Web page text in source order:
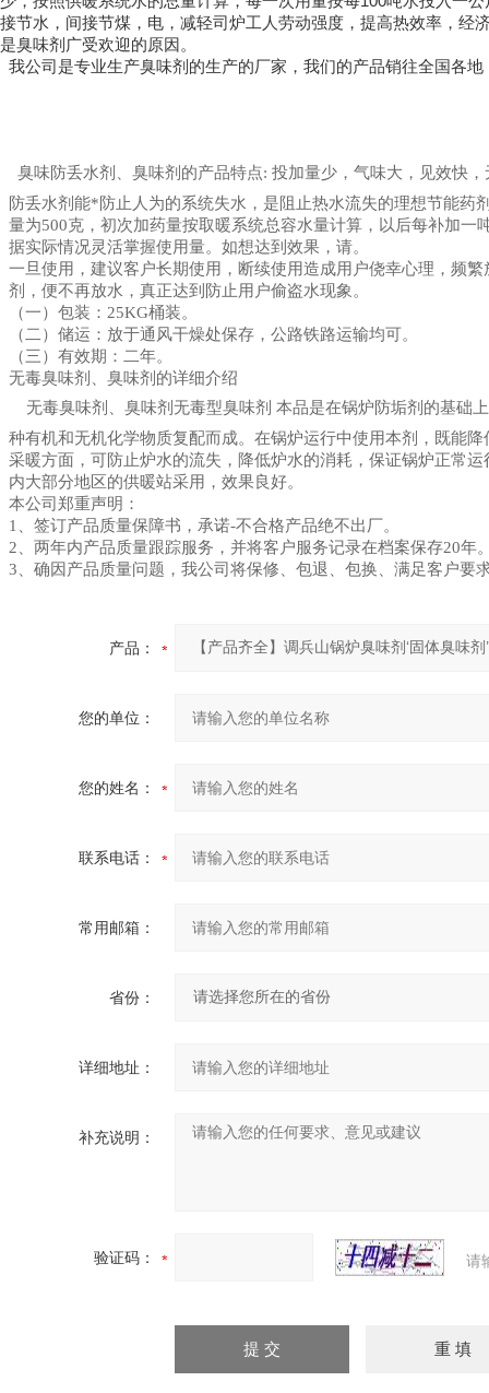
接节水，间接节煤，电，减轻司炉工人劳动强度，提高热效率，
是臭味剂广受欢迎的原因。
我公司是专业生产臭味剂的生产的厂家，我们的产品销往全国各
臭味防丢水剂、臭味剂的产品特点: 投加量少，气味大，见效快
防丢水剂能*防止人为的系统失水，是阻止热水流失的理想节能
量为500克，初次加药量按取暖系统总容水量计算，以后每补加
据实际情况灵活掌握使用量。如想达到效果，请。
一旦使用，建议客户长期使用，断续使用造成用户侥幸心理，频
剂，便不再放水，真正达到防止用户偷盗水现象。
（一）包装：25KG桶装。
（二）储运：放于通风干燥处保存，公路铁路运输均可。
（三）有效期：二年。
无毒臭味剂、臭味剂的详细介绍
无毒臭味剂、臭味剂无毒型臭味剂 本品是在锅炉防垢剂的基础
种有机和无机化学物质复配而成。在锅炉运行中使用本剂，既能
采暖方面，可防止炉水的流失，降低炉水的消耗，保证锅炉正常
内大部分地区的供暖站采用，效果良好。
本公司郑重声明：
1
、签订产品质量保障书，承诺-不合格产品绝不出厂。
2 、两年内产品质量跟踪服务，并将客户服务记录在档案保存20年
3 、确因产品质量问题，我公司将保修、包退、包换、满足客户要
产品：
您的单位：
您的姓名：
联系电话：
常用邮箱：
省份：
详细地址：
补充说明：
验证码： 请